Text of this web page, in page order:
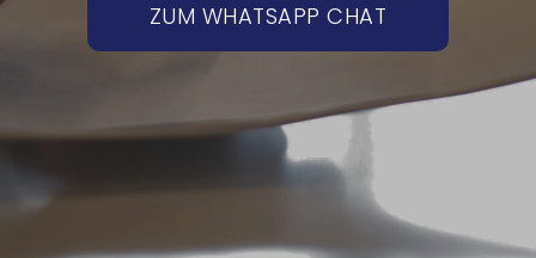
ZUM WHATSAPP CHAT